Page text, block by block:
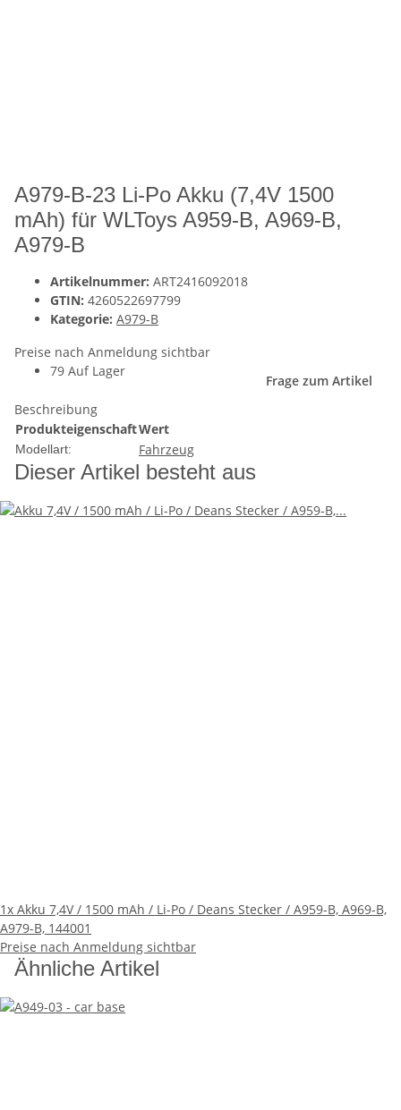
A979-B-23 Li-Po Akku (7,4V 1500
mAh) für WLToys A959-B, A969-B,
A979-B
Artikelnummer: ART2416092018
GTIN: 4260522697799
Kategorie: A979-B
Preise nach Anmeldung sichtbar
79 Auf Lager
Frage zum Artikel
Beschreibung
ProdukteigenschaftWert
Modellart: Fahrzeug
Dieser Artikel besteht aus
1x Akku 7,4V / 1500 mAh / Li-Po / Deans Stecker / A959-B, A969-B,
A979-B, 144001
Preise nach Anmeldung sichtbar
Ähnliche Artikel